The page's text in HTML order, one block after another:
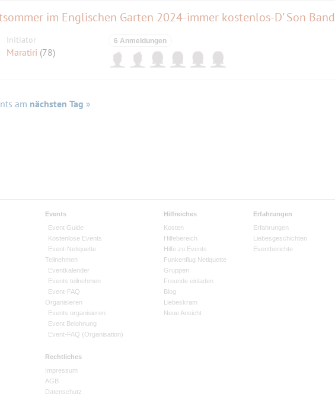
im Englischen Garten 2024-immer kostenlos-D' Son Band
Initiator
Maratiri (78)
6 Anmeldungen
am nächsten Tag »
Events
Event Guide
Kostenlose Events
Event-Netiquette
Teilnehmen
Eventkalender
Events teilnehmen
Event-FAQ
Organisieren
Events organisieren
Event Belohnung
Event-FAQ (Organisation)
Hilfreiches
Kosten
Hilfebereich
Hilfe zu Events
Funkenflug Netiquette
Gruppen
Freunde einladen
Blog
Liebeskram
Neue Ansicht
Erfahrungen
Erfahrungen
Liebesgeschichten
Eventberichte
Rechtliches
Impressum
AGB
Datenschutz